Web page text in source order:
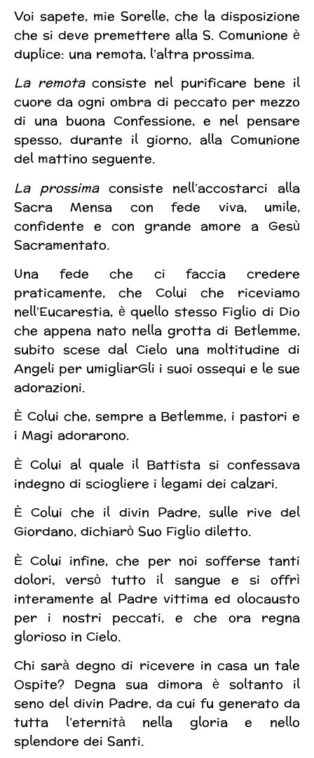
Voi sapete, mie Sorelle, che la disposizione
che si deve premettere alla S. Comunione è
duplice: una remota, l’altra prossima.
La remotaconsiste nel purificare bene il
cuore da ogni ombra di peccato per mezzo
di una buona Confessione, e nel pensare
spesso, durante il giorno, alla Comunione
del mattino seguente.
La prossima consiste nell’accostarci alla
Sacra Mensa con fede viva, umile,
confidente e con grande amore a Gesù
Sacramentato.
Una fede che ci faccia credere
praticamente, che Colui che riceviamo
nell’Eucarestia, è quello stesso Figlio di Dio
che appena nato nella grotta di Betlemme,
subito scese dal Cielo una moltitudine di
Angeli per umigliarGli i suoi ossequi e le sue
adorazioni.
È Colui che, sempre a Betlemme, i pastori e
i Magi adorarono.
È Colui al quale il Battista si confessava
indegno di sciogliere i legami dei calzari.
È Colui che il divin Padre, sulle rive del
Giordano, dichiarò Suo Figlio diletto.
È Colui infine, che per noi sofferse tanti
dolori, versò tutto il sangue e si offrì
interamente al Padre vittima ed olocausto
per i nostri peccati, e che ora regna
glorioso in Cielo.
Chi sarà degno di ricevere in casa un tale
Ospite? Degna sua dimora è soltanto il
seno del divin Padre, da cui fu generato da
tutta l’eternità nella gloria e nello
splendore dei Santi.